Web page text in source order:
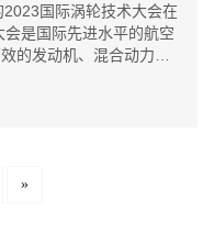
国际涡轮技术大会在
会是国际先进水平的航空
的发动机、混合动力推
，汇集知名整机商、航
者和技术专家，致力...
»